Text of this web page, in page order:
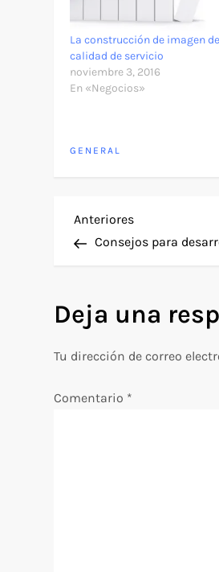
La construcción de imagen
calidad de servicio
noviembre 3, 2016
En «Negocios»
GENERAL
N
v
e
Entrada
anterior
Anteriores
Consejos para
Deja una
Tu dirección de correo
Comentario *